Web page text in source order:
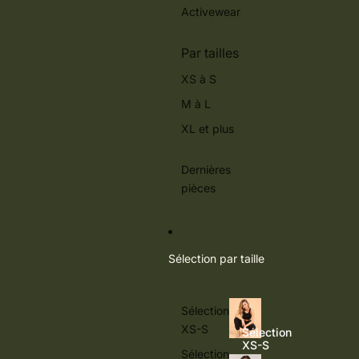
Activewear
Par tailles
XS à S
M à L
XL et plus
Dernières
pièces
Sélection par taille
Sélection
XS-S
Sélection
Sélection
XS-S